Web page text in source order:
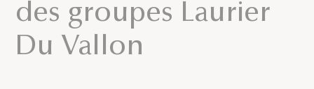
des groupes Laurier
Du Vallon